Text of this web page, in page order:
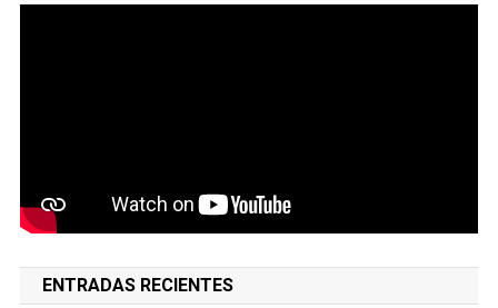
ENTRADAS RECIENTES